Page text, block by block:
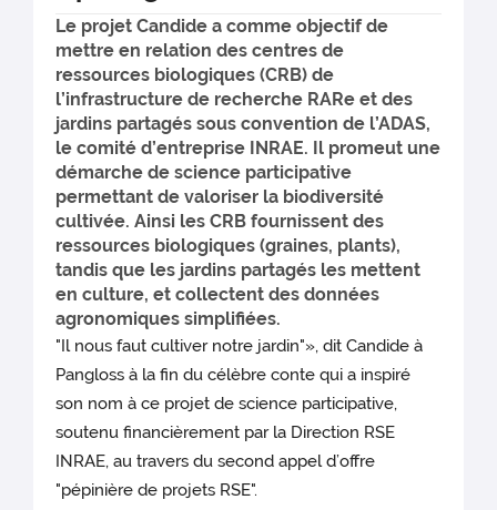
Le projet Candide a comme objectif de
mettre en relation des centres de
ressources biologiques (CRB) de
l’infrastructure de recherche RARe et des
jardins partagés sous convention de l’ADAS,
le comité d’entreprise INRAE. Il promeut une
démarche de science participative
permettant de valoriser la biodiversité
cultivée. Ainsi les CRB fournissent des
ressources biologiques (graines, plants),
tandis que les jardins partagés les mettent
en culture, et collectent des données
agronomiques simplifiées.
"Il nous faut cultiver notre jardin"», dit Candide à
Pangloss à la fin du célèbre conte qui a inspiré
son nom à ce projet de science participative,
soutenu financièrement par la Direction RSE
INRAE, au travers du second appel d’offre
"pépinière de projets RSE".